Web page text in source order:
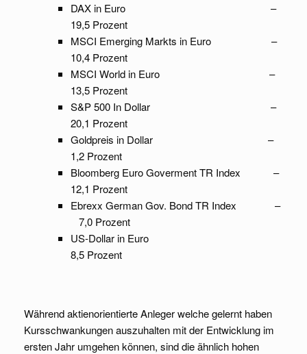
DAX in Euro –
19,5 Prozent
MSCI Emerging Markts in Euro –
10,4 Prozent
MSCI World in Euro –
13,5 Prozent
S&P 500 In Dollar –
20,1 Prozent
Goldpreis in Dollar –
1,2 Prozent
Bloomberg Euro Goverment TR Index –
12,1 Prozent
Ebrexx German Gov. Bond TR Index –
7,0 Prozent
US-Dollar in Euro
8,5 Prozent
Während aktienorientierte Anleger welche gelernt haben
Kursschwankungen auszuhalten mit der Entwicklung im
ersten Jahr umgehen können, sind die ähnlich hohen